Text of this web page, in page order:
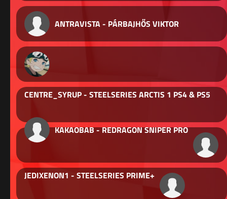
ANTRAVISTA - PÁRBAJHŐS VIKTOR
CENTRE_SYRUP - STEELSERIES ARCTIS 1 PS4 & PS5
KAKAOBAB - REDRAGON SNIPER PRO
JEDIXENON1 - STEELSERIES PRIME+